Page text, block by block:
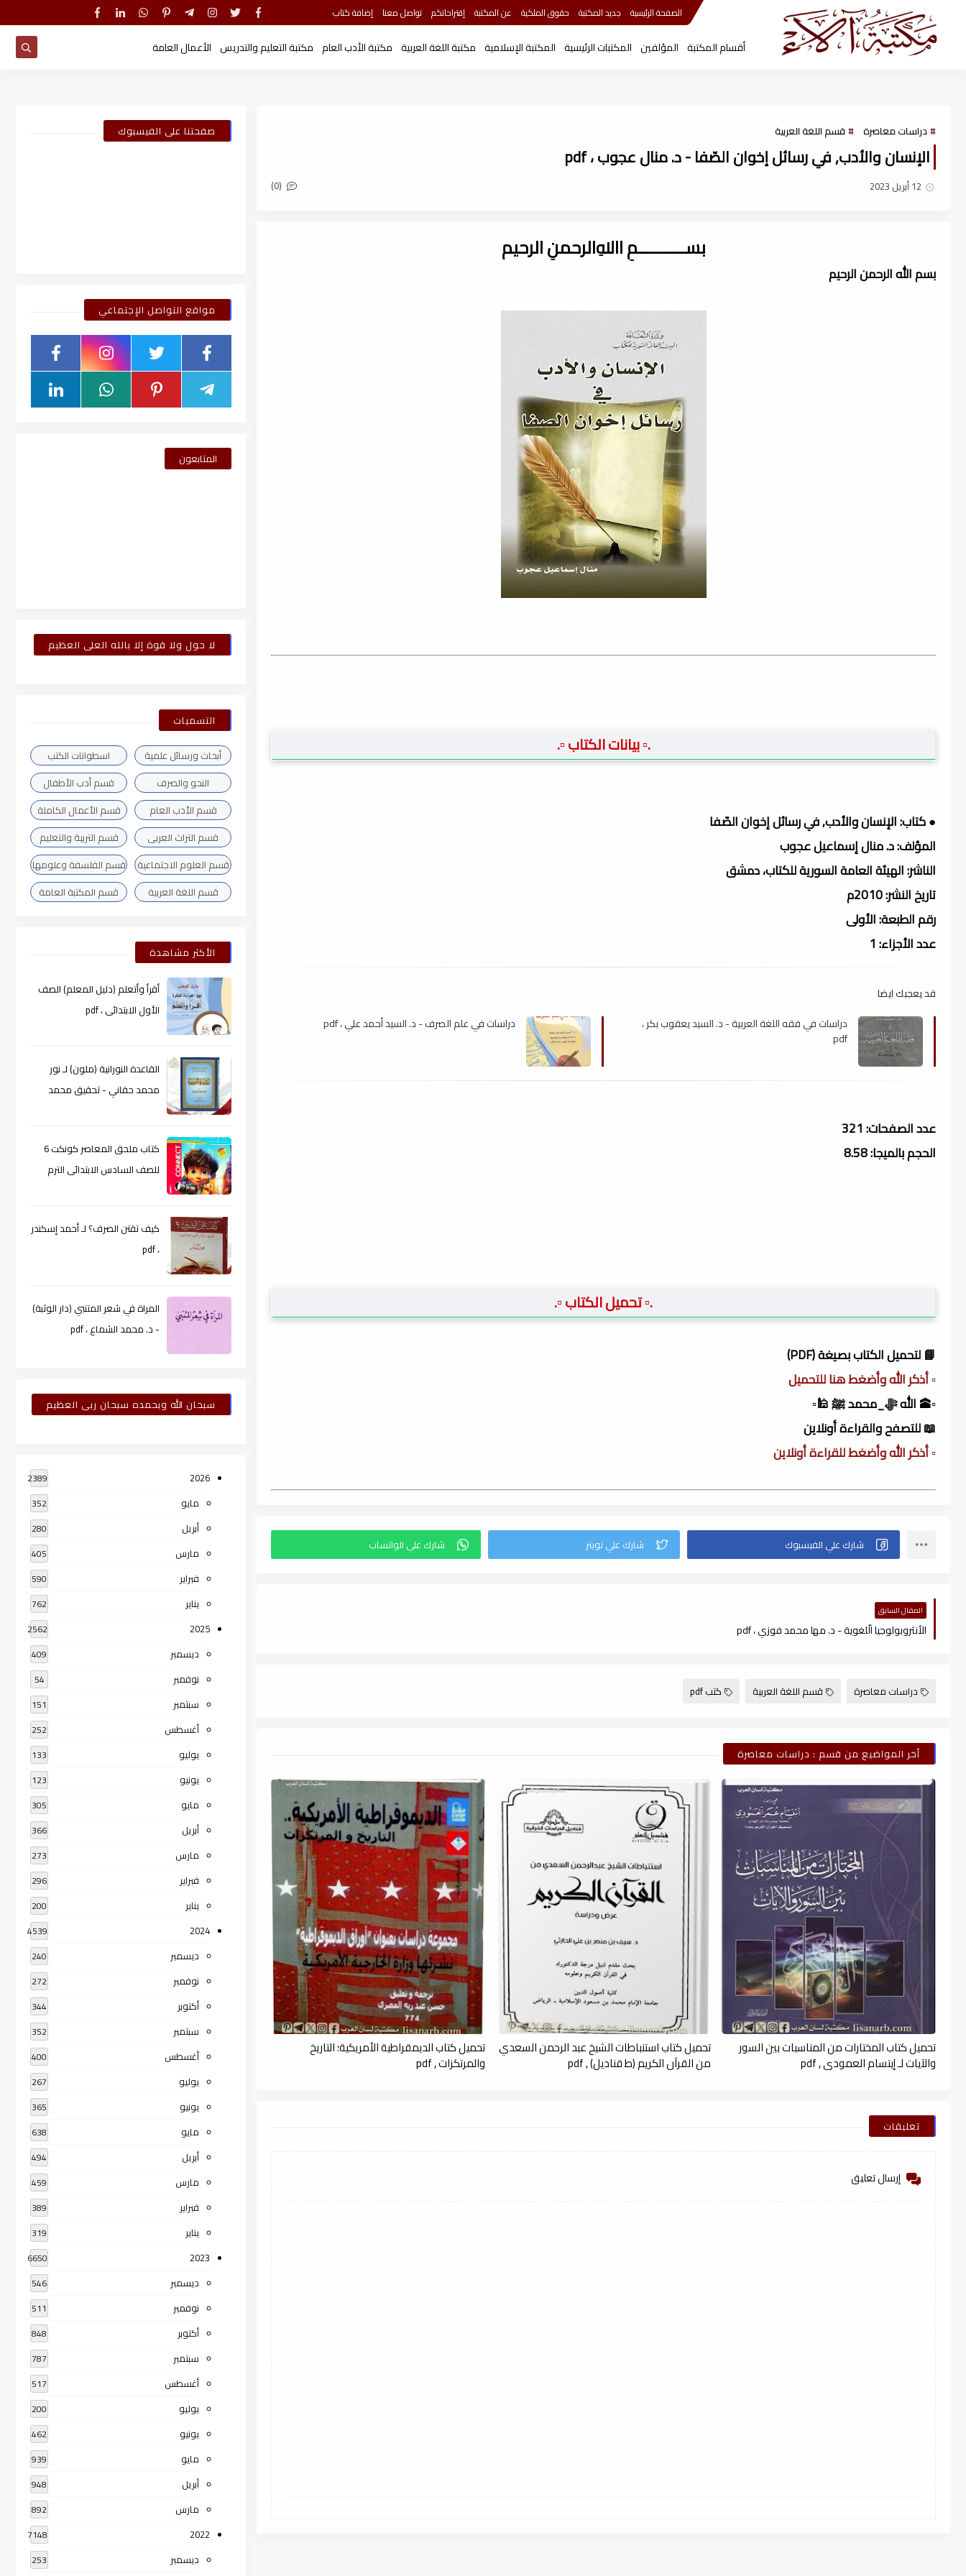
الصفحة الرئيسية جديد المكتبة حقوق الملكية عن المكتبة إقتراحاتكم تواصل معنا إضافة كتاب
أقسام المكتبة المؤلفين المكتبات الرئيسية المكتبة الإسلامية مكتبة اللغة العربية مكتبة الأدب العام مكتبة التعليم والتدريس الأعمال العامة
دراسات معاصرة قسم اللغة العربية
الإنسان والأدب, في رسائل إخوان الصّفا - د. منال عجوب ، pdf
12 أبريل 2023 (0)
بســـــــــــمِ اﷲِالرحمنِ الرحيم
بسم الله الرحمن الرحيم
.▫️ بيانات الكتاب ▫️.
● كتاب: الإنسان والأدب, في رسائل إخوان الصّفا
المؤلف: د. منال إسماعيل عجوب
الناشر: الهيئة العامة السورية للكتاب، دمشق
تاريخ النشر: 2010م
رقم الطبعة: الأولى
عدد الأجزاء: 1
قد يعجبك ايضا
دراسات في فقه اللغة العربية - د. السيد يعقوب بكر ،
pdf
دراسات في علم الصرف - د. السيد أحمد علي ، pdf
عدد الصفحات: 321
الحجم بالميجا: 8.58
.▫️ تحميل الكتاب ▫️.
📘 لتحميل الكتاب بصيغة (PDF)
▫️ أذكر الله وأضغط هنا للتحميل
▫️🕋 الله ﷻ_محمد ﷺ 🕌▫️
📖 للتصفح والقراءة أونلاين
▫️ أذكر الله وأضغط للقراءة أونلاين
المقال السابق
الأنثروبولوجيا الّلغوية - د. مها محمد فوزي ، pdf
دراسات معاصرة قسم اللغة العربية كتب pdf
أخر المواضيع من قسم : دراسات معاصرة
تحميل كتاب المختارات من المناسبات بين السور
والآيات لـ إيتسام العمودى , pdf
تحميل كتاب استنباطات الشيخ عبد الرحمن السعدي
من القرآن الكريم (ط قناديل) , pdf
تحميل كتاب الديمقراطية الأمريكية؛ التاريخ
والمرتكزات , pdf
تعليقات
إرسال تعليق
صفحتنا على الفيسبوك
مواقع التواصل الإجتماعي
المتابعون
لا حول ولا قوة إلا بالله العلى العظيم
التسميات
أبحاث ورسائل علمية
اسطوانات الكتب
النحو والصرف
قسم أدب الأطفال
قسم الأدب العام
قسم الأعمال الكاملة
قسم التراث العربى
قسم التربية والتعليم
قسم العلوم الاجتماعية
قسم الفلسفة وعلومها
قسم اللغة العربية
قسم المكتبة العامة
الأكثر مشاهدة
أقرأ وأتعلم (دليل المعلم) الصف
الأول الابتدائى ، pdf
القاعدة النورانية (ملون) لـ نور
محمد حقاني - تحقيق محمد
كتاب ملحق المعاصر كونكت 6
للصف السادس الابتدائى الترم
كيف تقتن الصرف؟ لـ أحمد إسكندر
، pdf
المراة في شعر المتنبي (دار الوثبة)
- د. محمد الشماع ، pdf
سبحان الله وبحمده سبحان ربى العظيم
2026
2389
مايو 352
أبريل 280
مارس 405
فبراير 590
يناير 762
2025
2562
ديسمبر 409
نوفمبر 54
سبتمبر 151
أغسطس 252
يوليو 133
يونيو 123
مايو 305
أبريل 366
مارس 273
فبراير 296
يناير 200
2024
4539
ديسمبر 240
نوفمبر 272
أكتوبر 344
سبتمبر 352
أغسطس 400
يوليو 267
يونيو 365
مايو 638
أبريل 494
مارس 459
فبراير 389
يناير 319
2023
6650
ديسمبر 546
نوفمبر 511
أكتوبر 848
سبتمبر 787
أغسطس 517
يوليو 200
يونيو 462
مايو 939
أبريل 948
مارس 892
2022
7148
ديسمبر 253